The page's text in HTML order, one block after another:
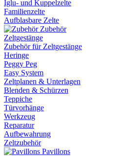
Iglu- und Kuppelzelte
Familienzelte
Aufblasbare Zelte
Zubehör
Zeltgestänge
Zubehör für Zeltgestänge
Heringe
Peggy Peg
Easy System
Zeltplanen & Unterlagen
Blenden & Schürzen
Teppiche
Türvorhänge
Werkzeug
Reparatur
Aufbewahrung
Zeltzubehör
Pavillons